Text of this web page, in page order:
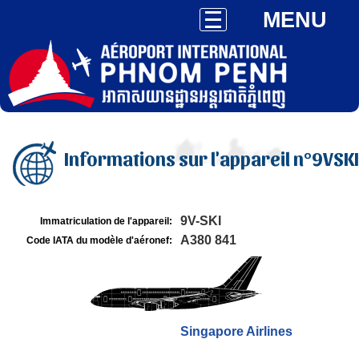
MENU
Informations sur l'appareil n°9VSKI
Immatriculation de l'appareil: 9V-SKI
Code IATA du modèle d'aéronef: A380 841
Singapore Airlines